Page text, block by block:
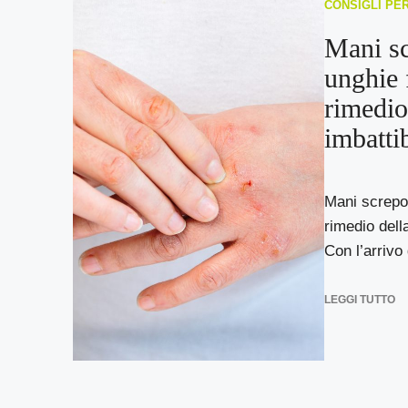
CONSIGLI
Mani
Mani
rimedio
Con
LEGGI TUTTO